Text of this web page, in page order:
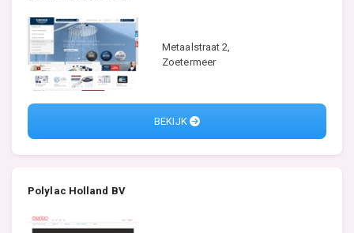
Metaalstraat 2,
Zoetermeer
BEKIJK
Polylac Holland BV